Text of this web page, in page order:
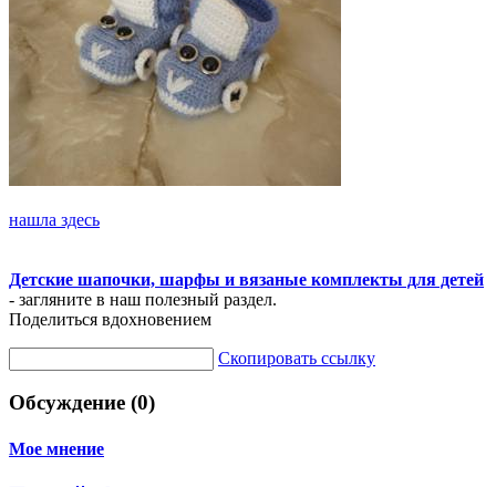
нашла здесь
Детские шапочки, шарфы и вязаные комплекты для детей
- загляните в наш полезный раздел.
Поделиться вдохновением
Скопировать ссылку
Обсуждение (0)
Мое мнение